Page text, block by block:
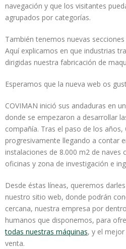
navegación y que los visitantes
agrupados por categorías.
También tenemos nuevas
Aquí explicamos en que industrias
dirigidas nuestra fabricación de
Esperamos que la nueva web os
COVIMAN inició sus andaduras en
donde se empezaron a desarrollar
compañía. Tras el paso de los años,
progresivamente llegando a contar
instalaciones de 8.000 m2 de naves
oficinas y zona de investigación e
Desde éstas líneas, queremos
nuestro sitio web, donde podrán
cercana, nuestra empresa por
humanos que disponemos, para
todas nuestras máquinas, y el
venta.